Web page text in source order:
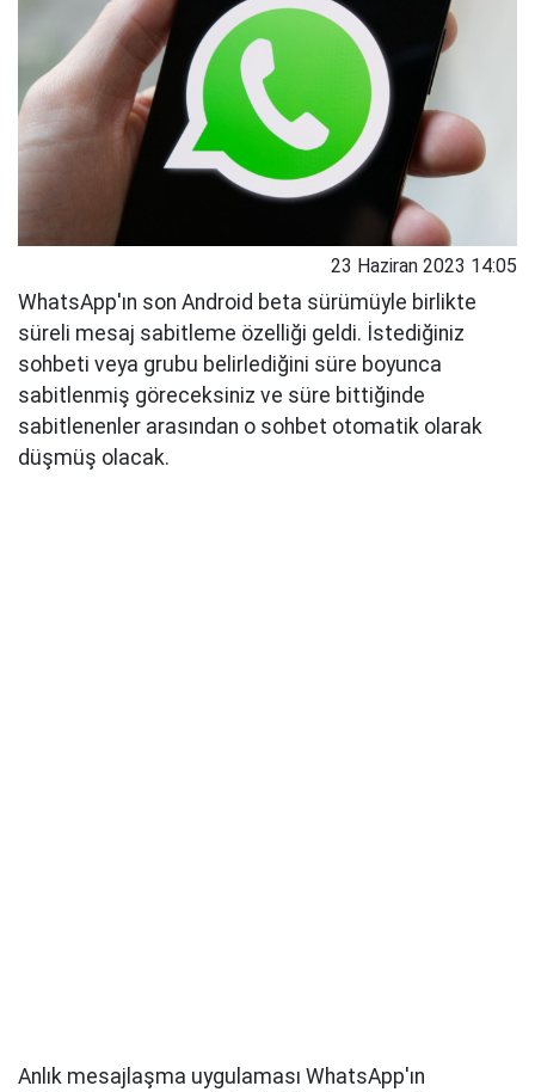
23 Haziran 2023 14:05
WhatsApp'ın son Android beta sürümüyle birlikte
süreli mesaj sabitleme özelliği geldi. İstediğiniz
sohbeti veya grubu belirlediğini süre boyunca
sabitlenmiş göreceksiniz ve süre bittiğinde
sabitlenenler arasından o sohbet otomatik olarak
düşmüş olacak.
Anlık mesajlaşma uygulaması WhatsApp'ın